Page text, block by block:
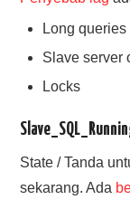
Long queries
Slave server
Locks
State / Tanda
sekarang. Ada